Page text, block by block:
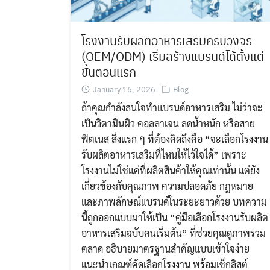
โรงงานรับผลิตอาหารเสริมครบวงจร
(OEM/ODM) เริ่มสร้างแบรนด์ได้ตั้งแต่
ขั้นตอนแรก
January 16, 2026 Blog
ถ้าคุณกำลังสนใจทำแบรนด์อาหารเสริม ไม่ว่าจะ
เป็นวิตามินผิว คอลลาเจน ลดน้ำหนัก หรือสาย
ฟิตเนส สิ่งแรก ๆ ที่ต้องคิดถึงคือ “จะเลือกโรงงาน
รับผลิตอาหารเสริมที่ไหนให้ไว้ใจได้” เพราะ
โรงงานไม่ใช่แค่ที่ผลิตสินค้าให้คุณเท่านั้น แต่ยัง
เกี่ยวข้องกับคุณภาพ ความปลอดภัย กฎหมาย
และภาพลักษณ์แบรนด์ในระยะยาวด้วย บทความ
นี้ถูกออกแบบมาให้เป็น “คู่มือเลือกโรงงานรับผลิต
อาหารเสริมฉบับคนเริ่มต้น” ที่ช่วยคุณดูภาพรวม
ตลาด อธิบายมาตรฐานสำคัญแบบเข้าใจง่าย
แนะนำเกณฑ์คัดเลือกโรงงาน พร้อมเช็กลิสต์